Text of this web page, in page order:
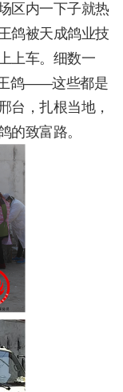
区内一下子就热
鸽被天成鸽业技
上车。细数一
鸽——这些都是
台，扎根当地，
的致富路。